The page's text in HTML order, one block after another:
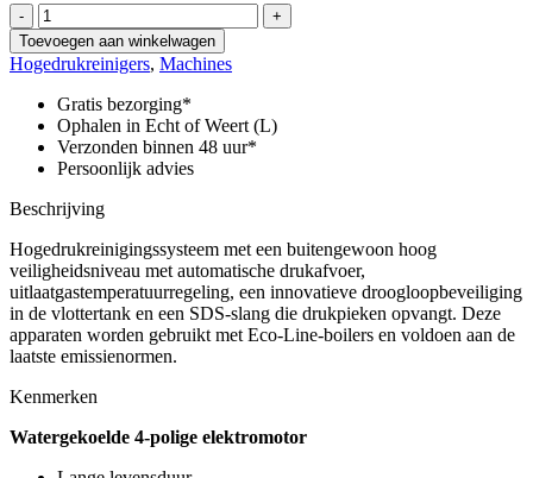
-
HDS
12/14-
4
ST
Gas
aantal
+
Toevoegen aan winkelwagen
Hogedrukreinigers, Machines
Gratis bezorging*
Ophalen in Echt of Weert (L)
Verzonden binnen 48 uur*
Persoonlijk advies
Beschrijving
Hogedrukreinigingssysteem met een buitengewoon hoog
veiligheidsniveau met automatische drukafvoer,
uitlaatgastemperatuurregeling, een innovatieve droogloopbeveiliging
in de vlottertank en een SDS-slang die drukpieken opvangt. Deze
apparaten worden gebruikt met Eco-Line-boilers en voldoen aan de
laatste emissienormen.
Kenmerken
Watergekoelde 4-polige elektromotor